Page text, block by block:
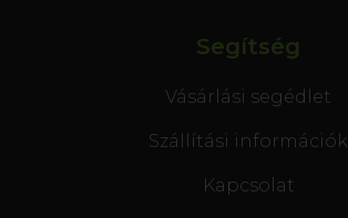
Segítség
Vásárlási segédlet
Szállítási információk
Kapcsolat